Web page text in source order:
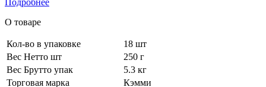
Подробнее
О товаре
Кол-во в упаковке
18 шт
Вес Нетто шт
250 г
Вес Брутто упак
5.3 кг
Торговая марка
Кэмми